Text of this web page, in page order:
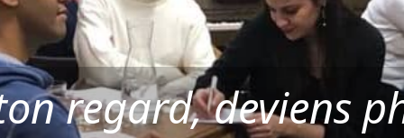
regard, deviens